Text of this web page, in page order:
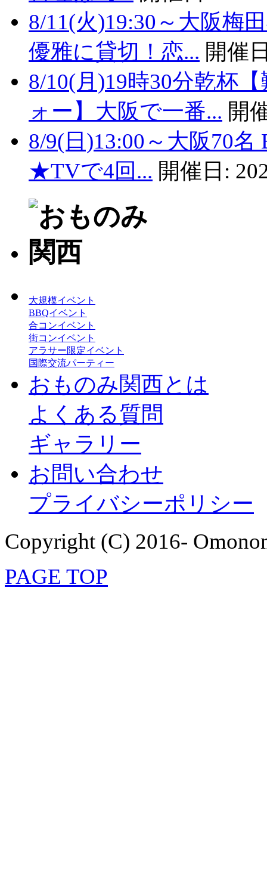
8/11(火)19:30～大阪梅
優雅に貸切！恋... 開催
8/10(月)19時30分乾杯
ォー】大阪で一番... 開
8/9(日)13:00～大阪70
★TVで4回... 開催日:
大規模イベント
BBQイベント
合コンイベント
街コンイベント
アラサー限定イベント
国際交流パーティー
おものみ関西とは
よくある質問
ギャラリー
お問い合わせ
プライバシーポリシー
Copyright (C) 2016-
PAGE TOP